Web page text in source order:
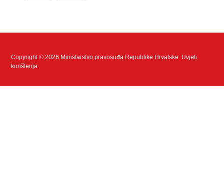
Copyright © 2026 Ministarstvo pravosuđa Republike Hrvatske. Uvjeti
korištenja